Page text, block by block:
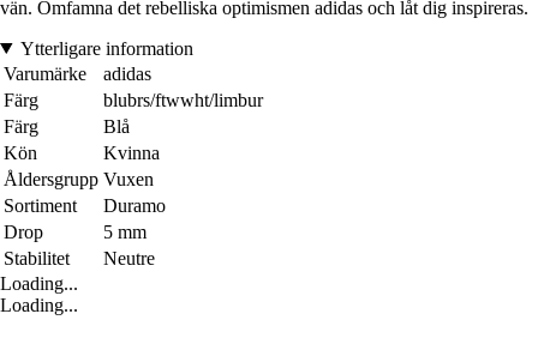
vän. Omfamna det rebelliska optimismen adidas och låt dig inspireras.
Ytterligare information
Varumärke
adidas
Färg
blubrs/ftwwht/limbur
Färg
Blå
Kön
Kvinna
Åldersgrupp Vuxen
Sortiment
Duramo
Drop
5 mm
Stabilitet
Neutre
Loading...
Loading...